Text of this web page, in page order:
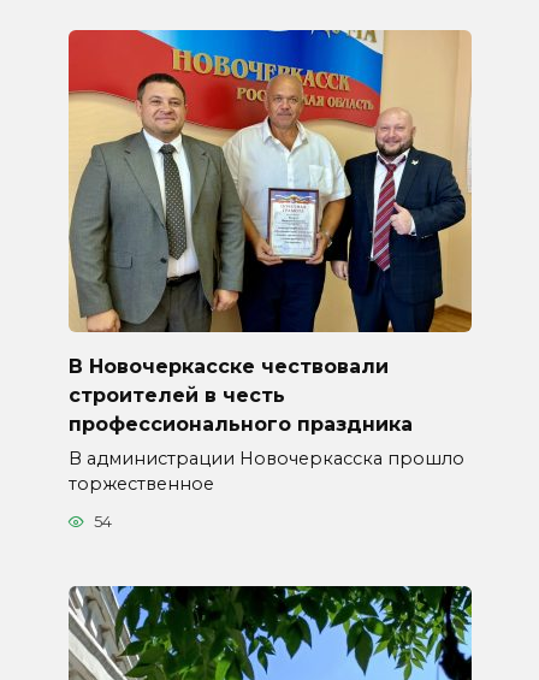
В Новочеркасске чествовали
строителей в честь
профессионального праздника
В администрации Новочеркасска прошло
торжественное
54